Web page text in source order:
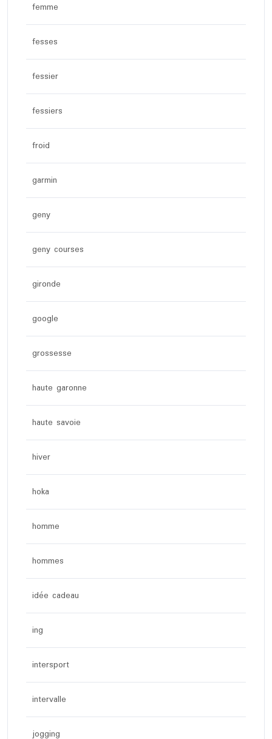
femme
fesses
fessier
fessiers
froid
garmin
geny
geny courses
gironde
google
grossesse
haute garonne
haute savoie
hiver
hoka
homme
hommes
idée cadeau
ing
intersport
intervalle
jogging